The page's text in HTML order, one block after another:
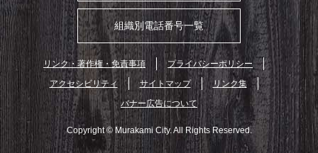
組織別電話番号一覧
リンク・著作権・免責事項
プライバシーポリシー
アクセシビリティ
サイトマップ
リンク集
バナー広告について
Copyright © Murakami City. All Rights Reserved.